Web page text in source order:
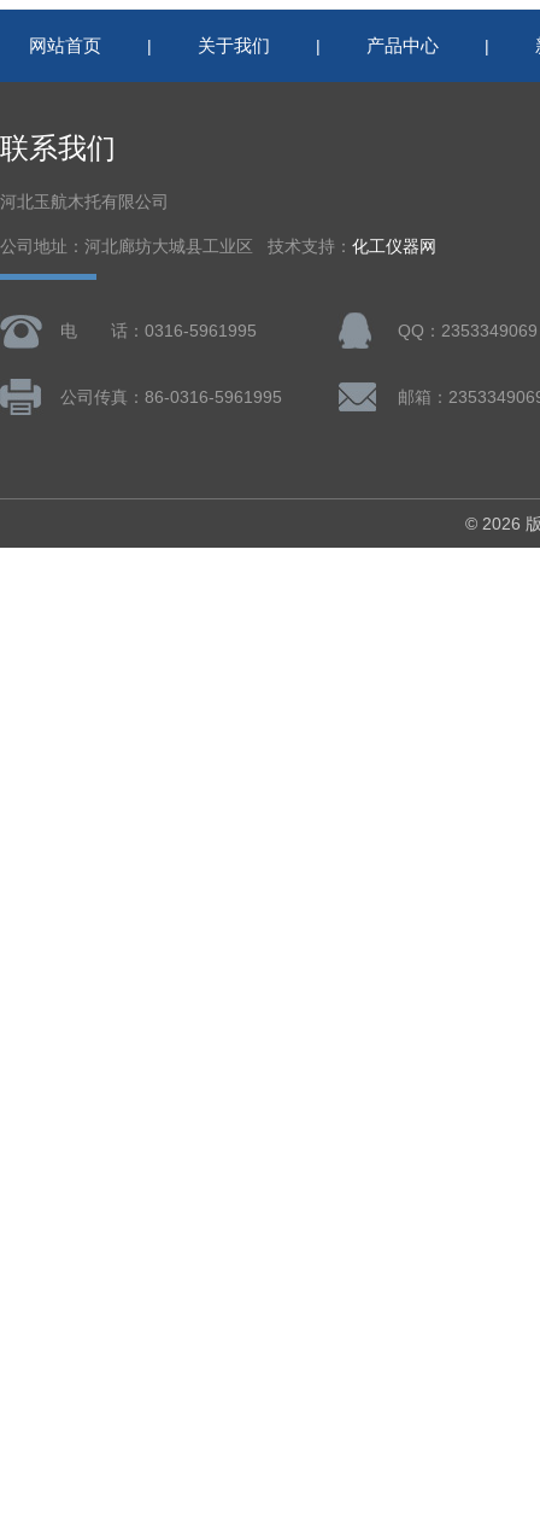
网站首页 | 关于我们 | 产品中心 |
联系我们
河北玉航木托有限公司
公司地址：河北廊坊大城县工业区 技术支持： 化工仪器网
电 话：0316-5961995 QQ：2353349069
公司传真：86-0316-5961995 邮箱：
© 2026